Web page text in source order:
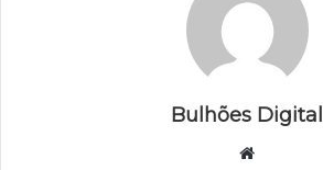
Bulhões Digital
Website